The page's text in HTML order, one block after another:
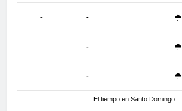
- -
- -
- -
El tiempo en Santo Domingo